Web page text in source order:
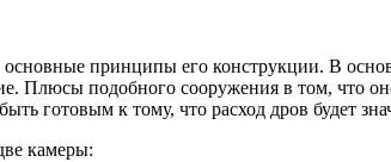
основные принципы его конструкции. В
Плюсы подобного сооружения в том, что
готовым к тому, что расход дров будет
камеры: